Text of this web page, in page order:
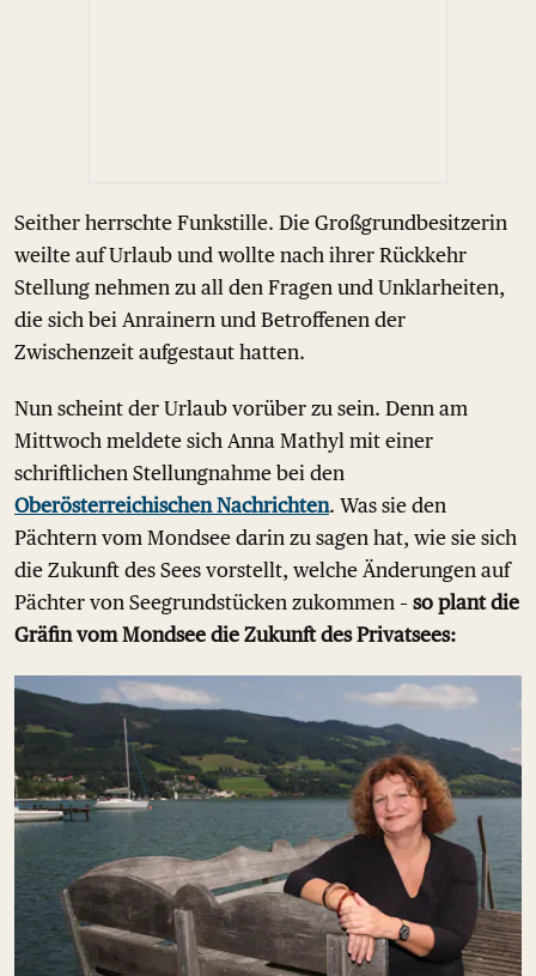
Seither herrschte Funkstille. Die Großgrundbesitzerin
weilte auf Urlaub und wollte nach ihrer Rückkehr
Stellung nehmen zu all den Fragen und Unklarheiten,
die sich bei Anrainern und Betroffenen der
Zwischenzeit aufgestaut hatten.
Nun scheint der Urlaub vorüber zu sein. Denn am
Mittwoch meldete sich Anna Mathyl mit einer
schriftlichen Stellungnahme bei den
Oberösterreichischen Nachrichten. Was sie den
Pächtern vom Mondsee darin zu sagen hat, wie sie sich
die Zukunft des Sees vorstellt, welche Änderungen auf
Pächter von Seegrundstücken zukommen – so plant die
Gräfin vom Mondsee die Zukunft des Privatsees: